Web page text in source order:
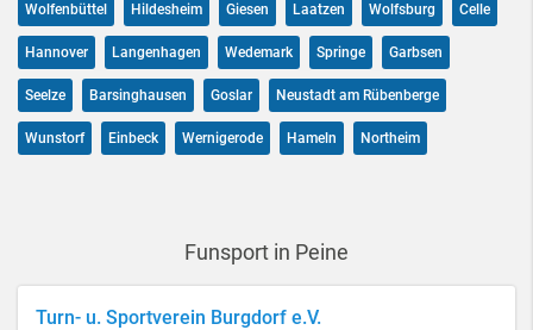
Wolfenbüttel Hildesheim Giesen Laatzen Wolfsburg Celle
Hannover Langenhagen Wedemark Springe Garbsen
Seelze Barsinghausen Goslar Neustadt am Rübenberge
Wunstorf Einbeck Wernigerode Hameln Northeim
Funsport in Peine
Turn- u. Sportverein Burgdorf e.V.